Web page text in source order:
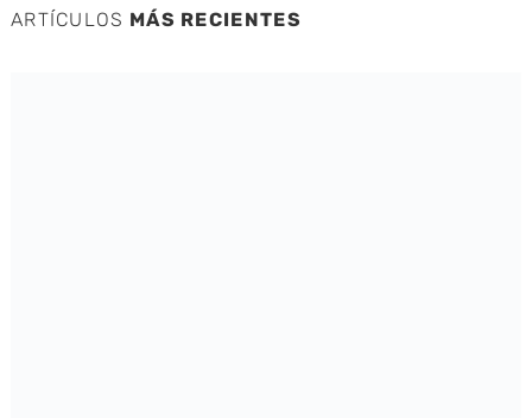
ARTÍCULOS MÁS RECIENTES